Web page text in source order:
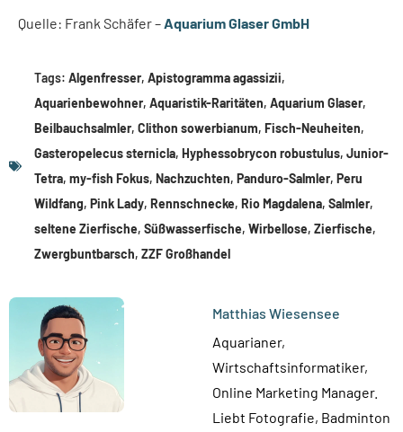
Quelle: Frank Schäfer –Aquarium Glaser GmbH
Tags: Algenfresser, Apistogramma agassizii,
Aquarienbewohner, Aquaristik-Raritäten, Aquarium Glaser,
Beilbauchsalmler, Clithon sowerbianum, Fisch-Neuheiten,
Gasteropelecus sternicla, Hyphessobrycon robustulus, Junior-
Tetra, my-fish Fokus, Nachzuchten, Panduro-Salmler, Peru
Wildfang, Pink Lady, Rennschnecke, Rio Magdalena, Salmler,
seltene Zierfische, Süßwasserfische, Wirbellose, Zierfische,
Zwergbuntbarsch, ZZF Großhandel
Matthias Wiesensee
Aquarianer,
Wirtschaftsinformatiker,
Online Marketing Manager.
Liebt Fotografie, Badminton